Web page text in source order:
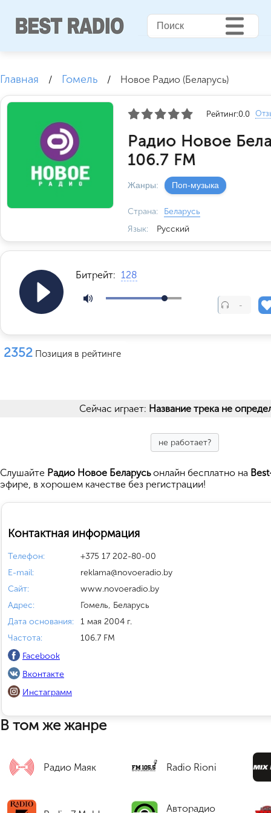
Главная / Гомель / Новое Радио (Беларусь)
Рейтинг:0.0
Радио Новое
106.7 FM
Жанры: Поп-музыка
Страна:
Беларусь
Язык:
Русский
Битрейт: 128
-
2352 Позиция в рейтинге
Сейчас играет: Название трека не
не работает?
Cлушайте Радио Новое Беларусьонлайн бесплатно на
эфире, в хорошем качестве без регистрации!
Контактная информация
Телефон:
+375 17 202-80-00
E-mail:
reklama@novoeradio.by
Сайт:
www.novoeradio.by
Адрес:
Гомель, Беларусь
Дата основания:
1 мая 2004 г.
Частота:
106.7 FM
Facebook
Вконтакте
Инстаграмм
В том же жанре
Радио Маяк Radio Rioni
Авторадио